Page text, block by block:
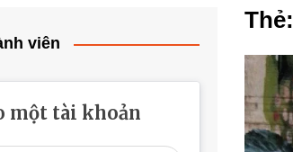
Thẻ:
viên
một tài khoản